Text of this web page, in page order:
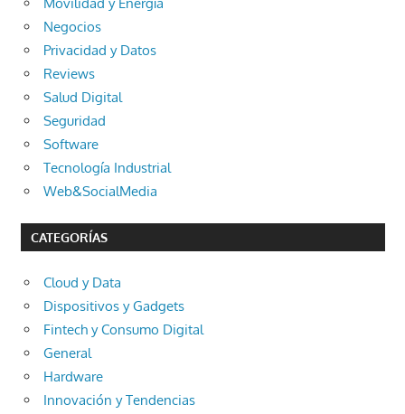
Negocios
Privacidad y Datos
Reviews
Salud Digital
Seguridad
Software
Tecnología Industrial
Web&SocialMedia
CATEGORÍAS
Cloud y Data
Dispositivos y Gadgets
Fintech y Consumo Digital
General
Hardware
Innovación y Tendencias